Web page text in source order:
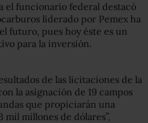
el funcionario federal destacó
liderado por Pemex ha
futuro, pues hoy éste es un
para la inversión.
de las licitaciones de la
la asignación de 19 campos
que propiciarán una
mil millones de dólares”,